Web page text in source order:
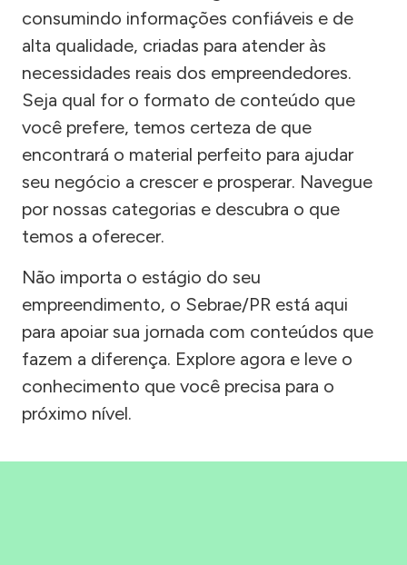
consumindo informações confiáveis e de
alta qualidade, criadas para atender às
necessidades reais dos empreendedores.
Seja qual for o formato de conteúdo que
você prefere, temos certeza de que
encontrará o material perfeito para ajudar
seu negócio a crescer e prosperar. Navegue
por nossas categorias e descubra o que
temos a oferecer.
Não importa o estágio do seu
empreendimento, o Sebrae/PR está aqui
para apoiar sua jornada com conteúdos que
fazem a diferença. Explore agora e leve o
conhecimento que você precisa para o
próximo nível.